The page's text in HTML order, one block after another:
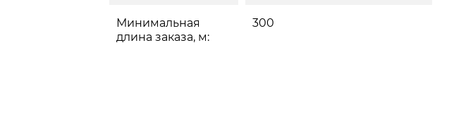
Минимальная
длина заказа, м:
300